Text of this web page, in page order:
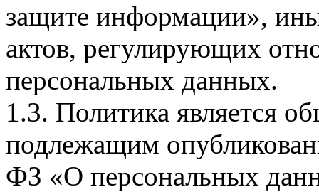
защите информации»,
актов, регулирующих
персональных данных.
1.3. Политика является
подлежащим
ФЗ «О персональных